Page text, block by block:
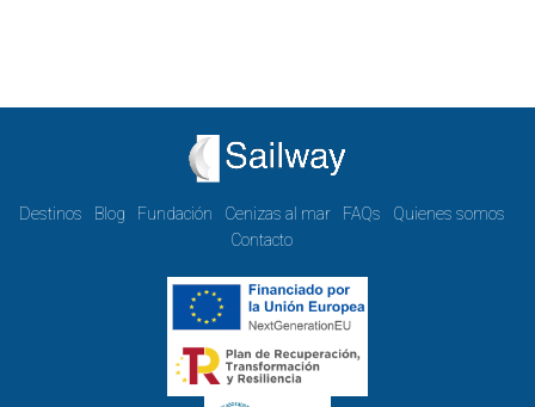
Destinos Blog Fundación Cenizas al mar FAQs
Quienes somos
Contacto